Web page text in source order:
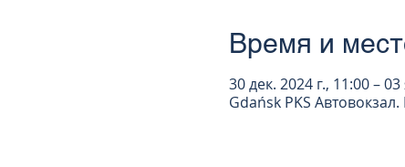
Время и
30 дек. 2024 г., 11:00 –
Gdańsk PKS